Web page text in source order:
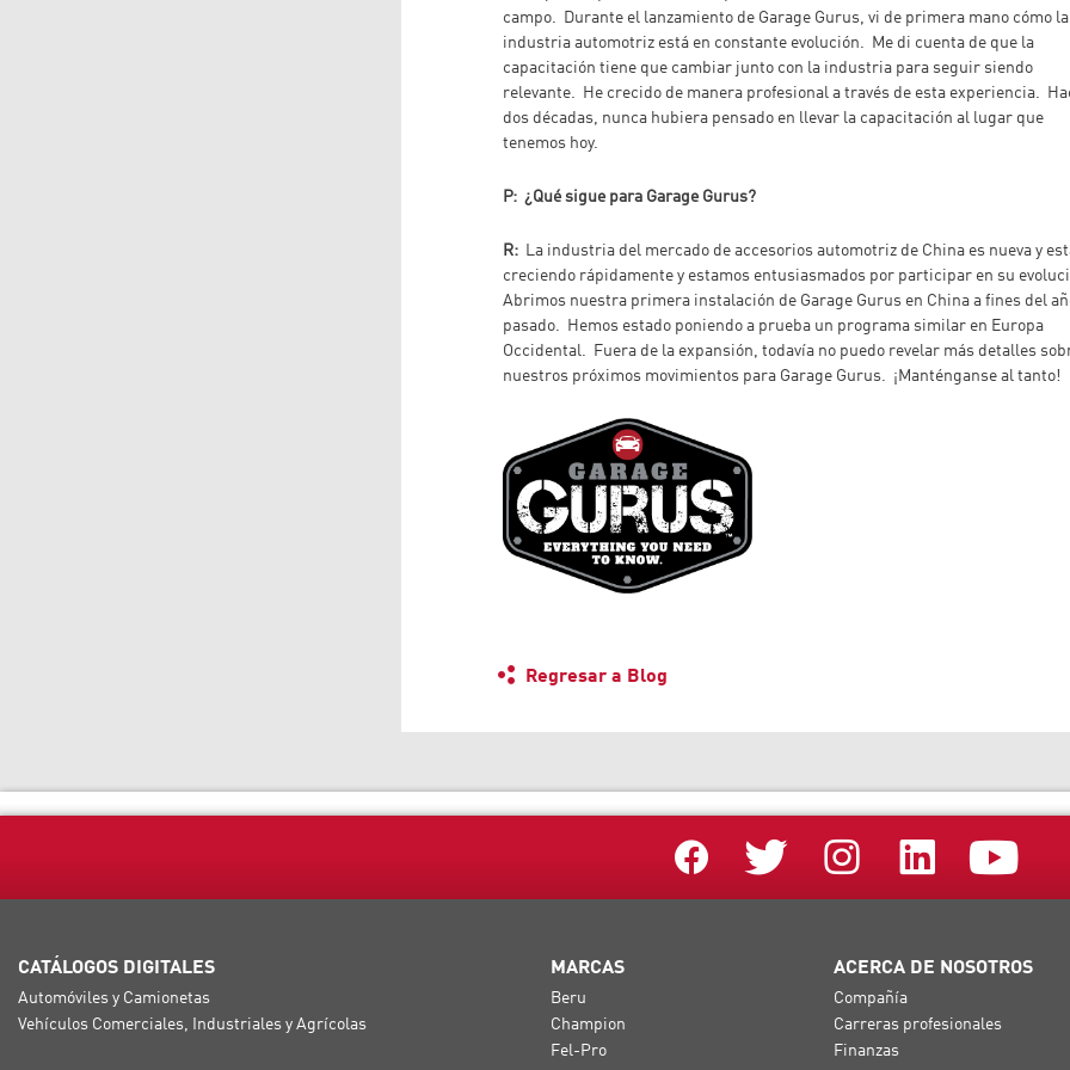
campo. Durante el lanzamiento de Garage Gurus, vi de primera mano cómo la
industria automotriz está en constante evolución. Me di cuenta de que la
capacitación tiene que cambiar junto con la industria para seguir siendo
relevante. He crecido de manera profesional a través de esta experiencia.
dos décadas, nunca hubiera pensado en llevar la capacitación al lugar que
tenemos hoy.
P: ¿Qué sigue para Garage Gurus?
R: La industria del mercado de accesorios automotriz de China es nueva y
creciendo rápidamente y estamos entusiasmados por participar en su
Abrimos nuestra primera instalación de Garage Gurus en China a fines del
pasado. Hemos estado poniendo a prueba un programa similar en Europa
Occidental. Fuera de la expansión, todavía no puedo revelar más detalles
nuestros próximos movimientos para Garage Gurus. ¡Manténganse al tanto!
Regresar a Blog
CATÁLOGOS DIGITALES
Automóviles y Camionetas
Vehículos Comerciales, Industriales y Agrícolas
MARCAS
Beru
Champion
Fel-Pro
ACERCA DE NOSOTROS
Compañía
Carreras profesionales
Finanzas